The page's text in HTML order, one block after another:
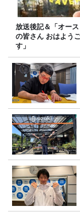
放送後記＆「オー
の皆さん おはよう
す」